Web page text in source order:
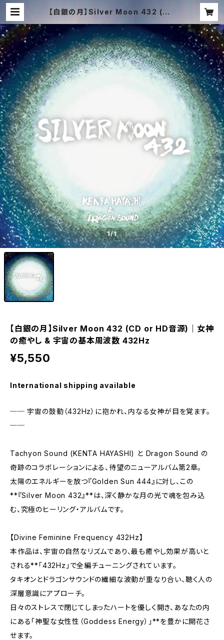
【白銀の月】Silver Moon 432 (CD
の基本周波数 432Hz | TACHYON
MUSIC ONLINE SHOP
1/1
【白銀の月】Silver Moon 432 (CD or HD音源)｜女神
の癒やし & 宇宙の基本周波数 432Hz
¥5,550
International shipping available
── 宇宙の鼓動（432Hz）に抱かれ、内なる女神が目を覚ます。
──
Tachyon Sound (KENTA HAYASHI) と Dragon Sound の
奇跡のコラボレーションによる、待望のニューアルバム第2章。
太陽のエネルギーを放つ『Golden Sun 444』に対し、この
**『Silver Moon 432』**は、深く静かな月の光で魂を包み込
む、究極のヒーリング・アルバムです。
【Divine Feminine Frequency 432Hz】
本作品は、宇宙の自然なリズムであり、最も癒やし効果が高いと
される**「432Hz」で全編チューニングされています。
タキオンとドラゴンサウンドの繊細な波動が重なり合い、聴く人の
深層意識にアプローチ。
日々のストレスで閉じてしまったハートを優しく開き、あなたの内
にある「神聖な女性性（Goddess Energy）」**を豊かに開花さ
せます。